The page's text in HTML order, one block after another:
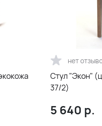
нет
Стул "Экон"
37/2)
5 640 р.